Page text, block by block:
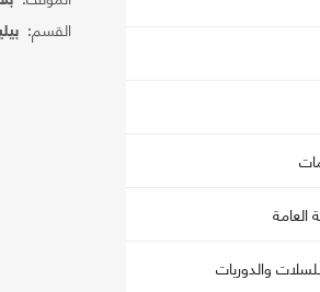
العامة
والدوريات
القسم: